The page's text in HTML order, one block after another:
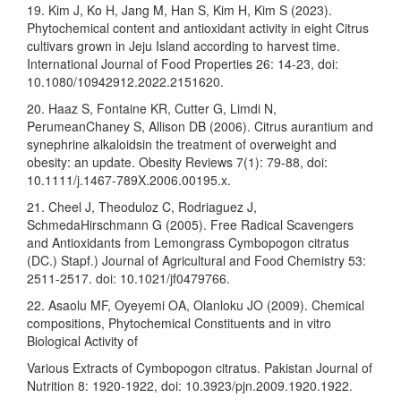
19. Kim J, Ko H, Jang M, Han S, Kim H, Kim S (2023).
Phytochemical content and antioxidant activity in eight Citrus
cultivars grown in Jeju Island according to harvest time.
International Journal of Food Properties 26: 14-23, doi:
10.1080/10942912.2022.2151620.
20. Haaz S, Fontaine KR, Cutter G, Limdi N,
PerumeanChaney S, Allison DB (2006). Citrus aurantium and
synephrine alkaloidsin the treatment of overweight and
obesity: an update. Obesity Reviews 7(1): 79-88, doi:
10.1111/j.1467-789X.2006.00195.x.
21. Cheel J, Theoduloz C, Rodriaguez J,
SchmedaHirschmann G (2005). Free Radical Scavengers
and Antioxidants from Lemongrass Cymbopogon citratus
(DC.) Stapf.) Journal of Agricultural and Food Chemistry 53:
2511-2517. doi: 10.1021/jf0479766.
22. Asaolu MF, Oyeyemi OA, Olanloku JO (2009). Chemical
compositions, Phytochemical Constituents and in vitro
Biological Activity of
Various Extracts of Cymbopogon citratus. Pakistan Journal of
Nutrition 8: 1920-1922, doi: 10.3923/pjn.2009.1920.1922.